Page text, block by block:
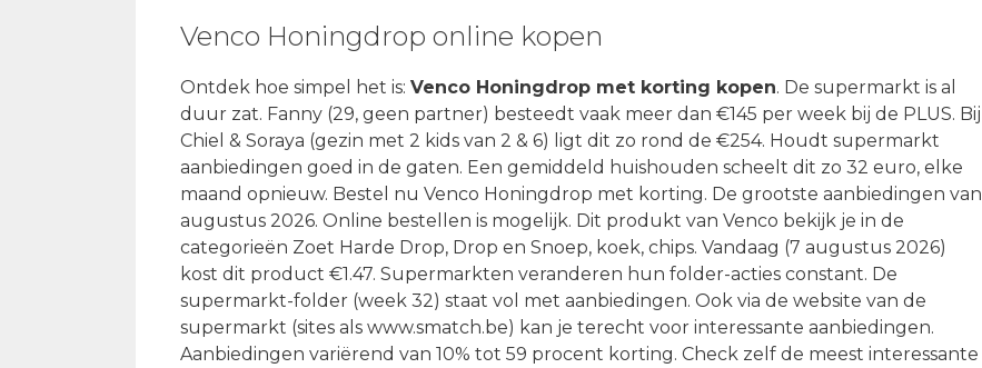
Venco Honingdrop online kopen
Ontdek hoe simpel het is: Venco Honingdrop met korting kopen. De supermarkt is al
duur zat. Fanny (29, geen partner) besteedt vaak meer dan €145 per week bij de PLUS. Bij
Chiel & Soraya (gezin met 2 kids van 2 & 6) ligt dit zo rond de €254. Houdt supermarkt
aanbiedingen goed in de gaten. Een gemiddeld huishouden scheelt dit zo 32 euro, elke
maand opnieuw. Bestel nu Venco Honingdrop met korting. De grootste aanbiedingen van
augustus 2026. Online bestellen is mogelijk. Dit produkt van Venco bekijk je in de
categorieën Zoet Harde Drop, Drop en Snoep, koek, chips. Vandaag (7 augustus 2026)
kost dit product €1.47. Supermarkten veranderen hun folder-acties constant. De
supermarkt-folder (week 32) staat vol met aanbiedingen. Ook via de website van de
supermarkt (sites als www.smatch.be) kan je terecht voor interessante aanbiedingen.
Aanbiedingen variërend van 10% tot 59 procent korting. Check zelf de meest interessante